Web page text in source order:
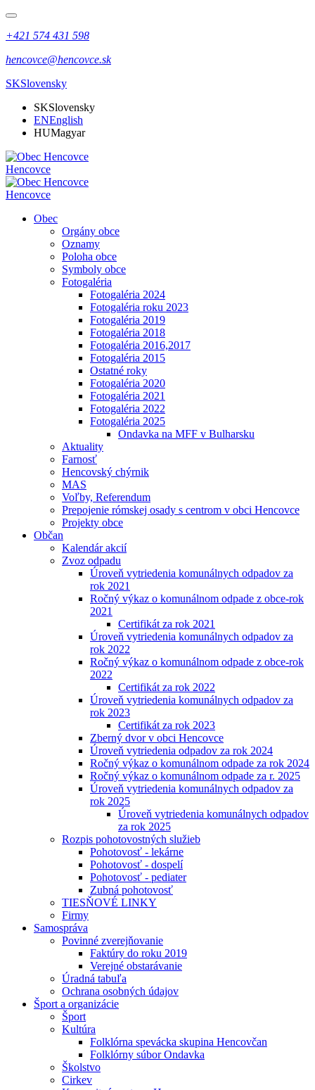
+421 574 431 598
hencovce@hencovce.sk
SKSlovensky
SKSlovensky
ENEnglish
HUMagyar
Hencovce
Hencovce
Obec
Orgány obce
Oznamy
Poloha obce
Symboly obce
Fotogaléria
Fotogaléria 2024
Fotogaléria roku 2023
Fotogaléria 2019
Fotogaléria 2018
Fotogaléria 2016,2017
Fotogaléria 2015
Ostatné roky
Fotogaléria 2020
Fotogaléria 2021
Fotogaléria 2022
Fotogaléria 2025
Ondavka na MFF v Bulharsku
Aktuality
Farnosť
Hencovský chýrnik
MAS
Voľby, Referendum
Prepojenie rómskej osady s centrom v obci Hencovce
Projekty obce
Občan
Kalendár akcií
Zvoz odpadu
Úroveň vytriedenia komunálnych odpadov za
rok 2021
Ročný výkaz o komunálnom odpade z obce-rok
2021
Certifikát za rok 2021
Úroveň vytriedenia komunálnych odpadov za
rok 2022
Ročný výkaz o komunálnom odpade z obce-rok
2022
Certifikát za rok 2022
Úroveň vytriedenia komunálnych odpadov za
rok 2023
Certifikát za rok 2023
Zberný dvor v obci Hencovce
Úroveň vytriedenia odpadov za rok 2024
Ročný výkaz o komunálnom odpade za rok 2024
Ročný výkaz o komunálnom odpade za r. 2025
Úroveň vytriedenia komunálnych odpadov za
rok 2025
Úroveň vytriedenia komunálnych odpadov
za rok 2025
Rozpis pohotovostných služieb
Pohotovosť - lekárne
Pohotovosť - dospelí
Pohotovosť - pediater
Zubná pohotovosť
TIESŇOVÉ LINKY
Firmy
Samospráva
Povinné zverejňovanie
Faktúry do roku 2019
Verejné obstarávanie
Úradná tabuľa
Ochrana osobných údajov
Šport a organizácie
Šport
Kultúra
Folklórna spevácka skupina Hencovčan
Folklórny súbor Ondavka
Školstvo
Cirkev